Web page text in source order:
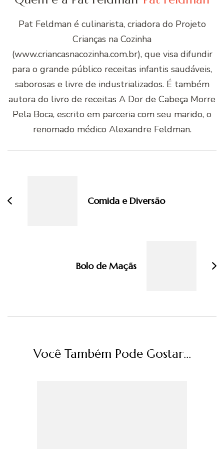
Pat Feldman é culinarista, criadora do Projeto
Crianças na Cozinha
(www.criancasnacozinha.com.br), que visa difundir
para o grande público receitas infantis saudáveis,
saborosas e livre de industrializados. É também
autora do livro de receitas A Dor de Cabeça Morre
Pela Boca, escrito em parceria com seu marido, o
renomado médico Alexandre Feldman.
Comida e Diversão
Bolo de Maçãs
Você Também Pode Gostar...